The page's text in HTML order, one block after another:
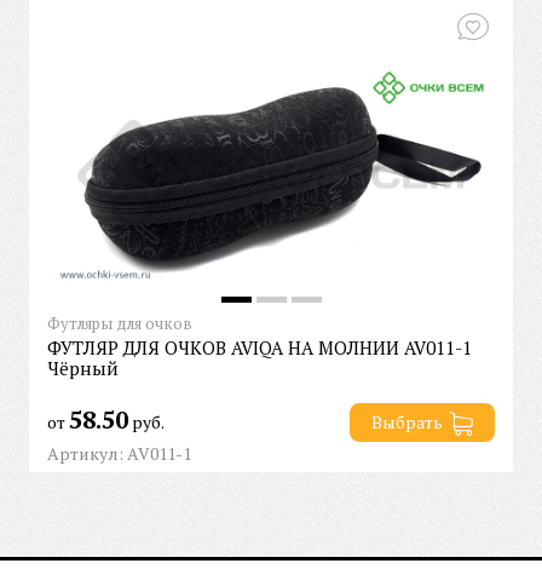
Футляры для очков
ФУТЛЯР ДЛЯ ОЧКОВ AVIQA НА МОЛНИИ AV011-1
Чёрный
от58.50 руб.
Выбрать
Артикул: AV011-1